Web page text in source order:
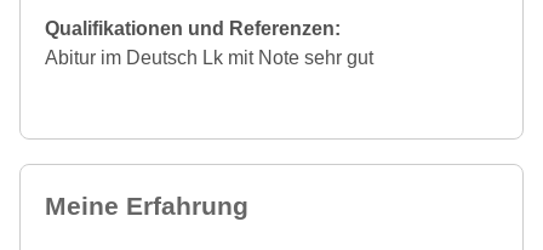
Qualifikationen und Referenzen:
Abitur im Deutsch Lk mit Note sehr gut
Meine Erfahrung